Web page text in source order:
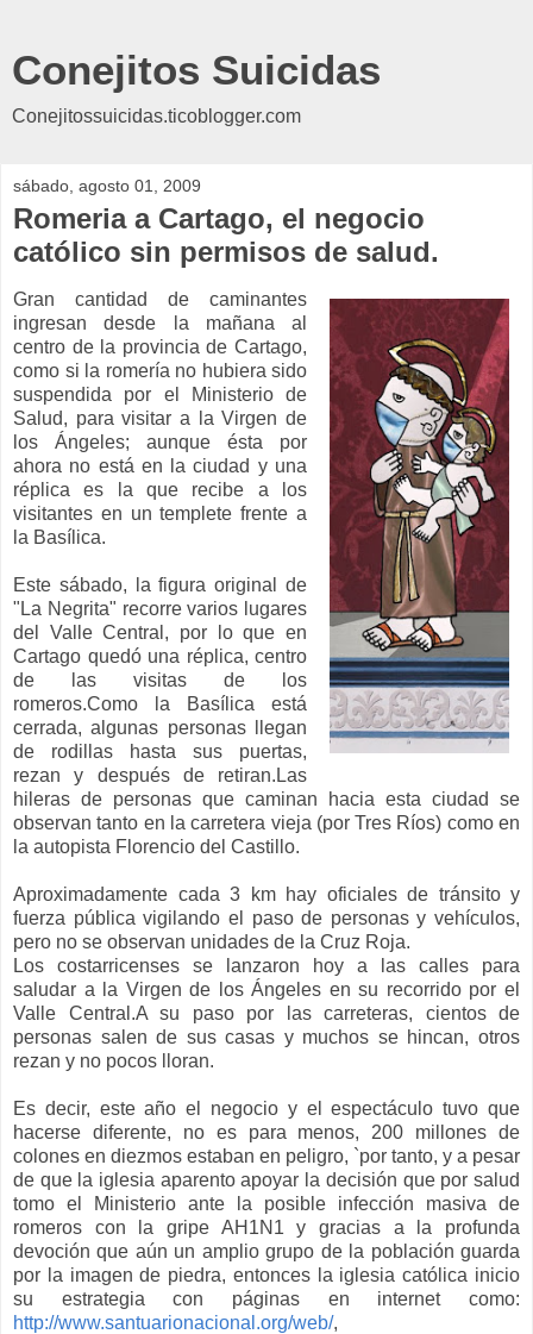
Conejitos Suicidas
Conejitossuicidas.ticoblogger.com
sábado, agosto 01, 2009
Romeria a Cartago, el negocio
católico sin permisos de salud.
Gran cantidad de caminantes
ingresan desde la mañana al
centro de la provincia de Cartago,
como si la romería no hubiera sido
suspendida por el Ministerio de
Salud, para visitar a la Virgen de
los Ángeles; aunque ésta por
ahora no está en la ciudad y una
réplica es la que recibe a los
visitantes en un templete frente a
la Basílica.
Este sábado, la figura original de
"La Negrita" recorre varios lugares
del Valle Central, por lo que en
Cartago quedó una réplica, centro
de las visitas de los
romeros.Como la Basílica está
cerrada, algunas personas llegan
de rodillas hasta sus puertas,
rezan y después de retiran.Las
hileras de personas que caminan hacia esta ciudad se
observan tanto en la carretera vieja (por Tres Ríos) como en
la autopista Florencio del Castillo.
Aproximadamente cada 3 km hay oficiales de tránsito y
fuerza pública vigilando el paso de personas y vehículos,
pero no se observan unidades de la Cruz Roja.
Los costarricenses se lanzaron hoy a las calles para
saludar a la Virgen de los Ángeles en su recorrido por el
Valle Central.A su paso por las carreteras, cientos de
personas salen de sus casas y muchos se hincan, otros
rezan y no pocos lloran.
Es decir, este año el negocio y el espectáculo tuvo que
hacerse diferente, no es para menos, 200 millones de
colones en diezmos estaban en peligro, `por tanto, y a pesar
de que la iglesia aparento apoyar la decisión que por salud
tomo el Ministerio ante la posible infección masiva de
romeros con la gripe AH1N1 y gracias a la profunda
devoción que aún un amplio grupo de la población guarda
por la imagen de piedra, entonces la iglesia católica inicio
su estrategia con páginas en internet como:
http://www.santuarionacional.org/web/,